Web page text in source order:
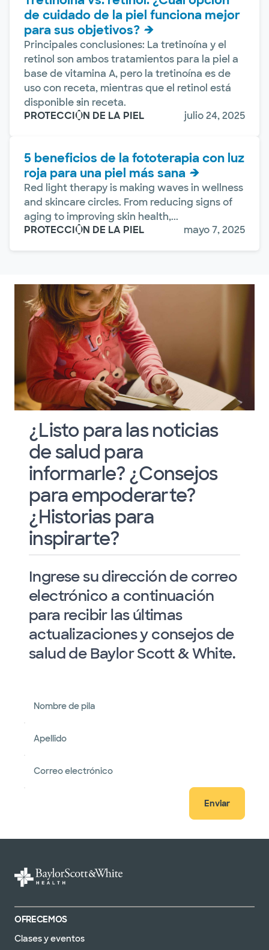
de cuidado de la piel funciona mejor
para sus objetivos?
Principales conclusiones: La tretinoína y el
retinol son ambos tratamientos para la piel a
base de vitamina A, pero la tretinoína es de
uso con receta, mientras que el retinol está
disponible sin receta.
PROTECCIÓN DE LA PIEL
julio 24, 2025
5 beneficios de la fototerapia con luz
roja para una piel más sana
Red light therapy is making waves in wellness
and skincare circles. From reducing signs of
aging to improving skin health,...
PROTECCIÓN DE LA PIEL
mayo 7, 2025
¿Listo para las noticias
de salud para
informarle? ¿Consejos
para empoderarte?
¿Historias para
inspirarte?
Ingrese su dirección de correo
electrónico a continuación
para recibir las últimas
actualizaciones y consejos de
salud de Baylor Scott & White.
Nombre de pila
Apellido
Correo electrónico
Enviar
OFRECEMOS
Clases y eventos